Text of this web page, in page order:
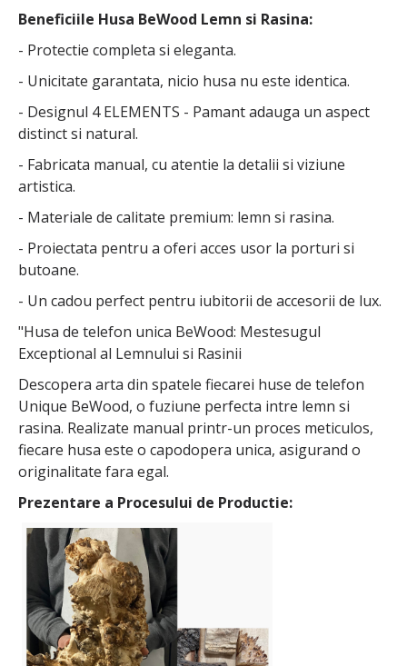
Beneficiile Husa BeWood Lemn si Rasina:
- Protectie completa si eleganta.
- Unicitate garantata, nicio husa nu este identica.
- Designul 4 ELEMENTS - Pamant adauga un aspect
distinct si natural.
- Fabricata manual, cu atentie la detalii si viziune
artistica.
- Materiale de calitate premium: lemn si rasina.
- Proiectata pentru a oferi acces usor la porturi si
butoane.
- Un cadou perfect pentru iubitorii de accesorii de lux.
"Husa de telefon unica BeWood: Mestesugul
Exceptional al Lemnului si Rasinii
Descopera arta din spatele fiecarei huse de telefon
Unique BeWood, o fuziune perfecta intre lemn si
rasina. Realizate manual printr-un proces meticulos,
fiecare husa este o capodopera unica, asigurand o
originalitate fara egal.
Prezentare a Procesului de Productie: